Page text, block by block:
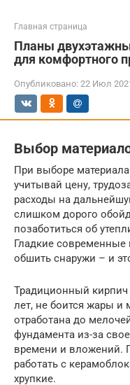
Главная страница
Планы
для комфортного
Опубликовано: 22 Июл
Выбор
При выборе
учитывай цену,
расходы на
слишком дорого
позаботиться об
Гладкие
обшить снаружи – и
Традиционный
лет, не боится жары и
отработана до
фундамента из-за
времени и вложений.
работать с
хрупкие.